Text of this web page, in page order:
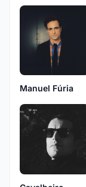
Manuel Fúria